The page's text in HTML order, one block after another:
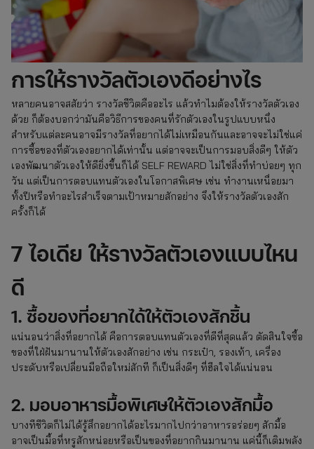
การให้รางวัลตัวเองดีอย่างไร
หลายคนอาจสสัยว่า รางวัลชีวิตคืออะไร แล้วทำไมต้องให้รางวัลตัวเอง
ด้วย ก็ต้องบอกว่ามันคือวิธีการของคนที่รักตัวเองในรูปแบบหนึ่ง
สำหรับแต่ละคนอาจมีรางวัลที่อยากได้ไม่เหมือนกันและอาจจะไม่ใช่แค่
การซื้อของที่ตัวเองอยากได้เท่านั้น แต่อาจจะเป็นการมอบสิ่งดีๆ ให้ตัว
เองพัฒนาตัวเองให้ดียิ่งขึ้นก็ได้ SELF REWARD ไม่ใช่สิ่งที่ทำบ่อยๆ ทุก
วัน แต่เป็นการตอบแทนตัวเองในโอกาสพิเศษ เช่น ทำงานเหนื่อยมา
ทั้งปีหรือทำอะไรสำเร็จตามเป้าหมายสักอย่าง จึงให้รางวัลตัวเองสัก
ครั้งก็ได้
7 ไอเดีย ให้รางวัลตัวเองแบบไหน
ดี
1. ซื้อของที่อยากได้ให้ตัวเองสักชิ้น
แน่นอนว่าสิ่งที่อยากได้ คือการตอบแทนตัวเองที่ดีที่สุดแล้ว ตัดสินใจซื้อ
ของที่ใฝ่ฝันมานานให้ตัวเองสักอย่าง เช่น กระเป๋า, รองเท้า, เครื่อง
ประดับหรือเปลี่ยนมือถือใหม่สักที ก็เป็นสิ่งดีๆ ที่ฮีลใจได้แน่นอน
2. มอบอาหารมื้อพิเศษให้ตัวเองสักมื้อ
บางทีชีวิตก็ไม่ได้รู้สึกอยากได้อะไรมากไปกว่าอาหารอร่อยๆ สักมื้อ
อาจเป็นมื้อที่หรูสักหน่อยหรือเป็นของที่อยากกินมานาน แค่นี้ก็เติมพลัง